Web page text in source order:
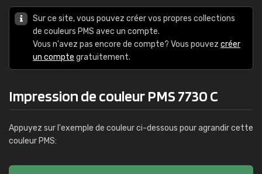
Sur ce site, vous pouvez créer vos propres collections
de couleurs PMS avec un compte.
Vous n'avez pas encore de compte? Vous pouvez créer
un compte gratuitement.
Impression de couleur PMS 7730 C
Appuyez sur l'exemple de couleur ci-dessous pour agrandir cette
couleur PMS: